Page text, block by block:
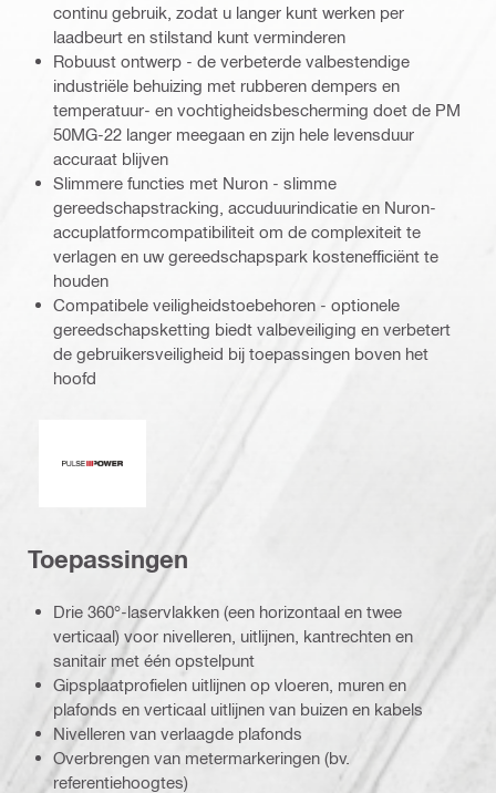
continu gebruik, zodat u langer kunt werken per
laadbeurt en stilstand kunt verminderen
Robuust ontwerp - de verbeterde valbestendige
industriële behuizing met rubberen dempers en
temperatuur- en vochtigheidsbescherming doet de PM
50MG-22 langer meegaan en zijn hele levensduur
accuraat blijven
Slimmere functies met Nuron - slimme
gereedschapstracking, accuduurindicatie en Nuron-
accuplatformcompatibiliteit om de complexiteit te
verlagen en uw gereedschapspark kostenefficiënt te
houden
Compatibele veiligheidstoebehoren - optionele
gereedschapsketting biedt valbeveiliging en verbetert
de gebruikersveiligheid bij toepassingen boven het
hoofd
Toepassingen
Drie 360°-laservlakken (een horizontaal en twee
verticaal) voor nivelleren, uitlijnen, kantrechten en
sanitair met één opstelpunt
Gipsplaatprofielen uitlijnen op vloeren, muren en
plafonds en verticaal uitlijnen van buizen en kabels
Nivelleren van verlaagde plafonds
Overbrengen van metermarkeringen (bv.
referentiehoogtes)